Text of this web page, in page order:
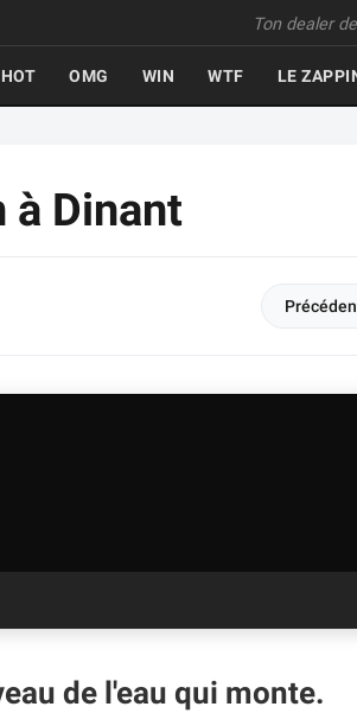
Ton dealer
HOT OMG WIN WTF LE
à Dinant
de l'eau qui monte.